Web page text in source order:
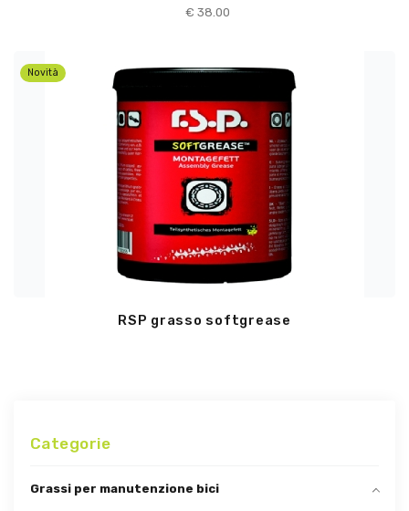
€ 38.00
Novità
RSP grasso softgrease
Categorie
Grassi per manutenzione bici